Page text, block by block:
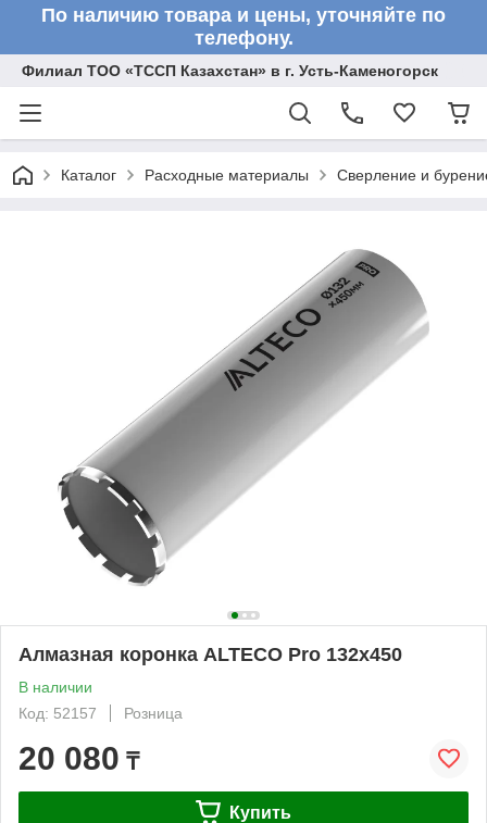
По наличию товара и цены, уточняйте по
телефону.
Филиал ТОО «ТССП Казахстан» в г. Усть-Каменогорск
Каталог Расходные материалы Сверление и
Алмазная коронка ALTECO Pro 132х450
В наличии
Код: 52157
Розница
20 080 ₸
Купить